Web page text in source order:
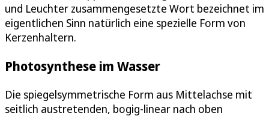
und Leuchter zusammengesetzte Wort bezeichnet im
eigentlichen Sinn natürlich eine spezielle Form von
Kerzenhaltern.
Photosynthese im Wasser
Die spiegelsymmetrische Form aus Mittelachse mit
seitlich austretenden, bogig-linear nach oben